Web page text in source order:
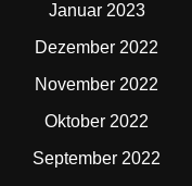
Januar 2023
Dezember 2022
November 2022
Oktober 2022
September 2022